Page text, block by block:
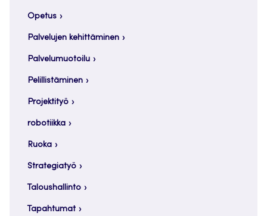
Opetus
Palvelujen kehittäminen
Palvelumuotoilu
Pelillistäminen
Projektityö
robotiikka
Ruoka
Strategiatyö
Taloushallinto
Tapahtumat